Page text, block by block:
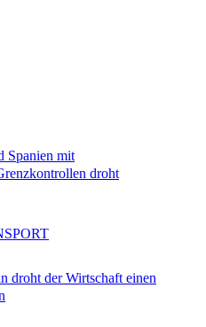
Spanien mit
droht
droht der Wirtschaft einen